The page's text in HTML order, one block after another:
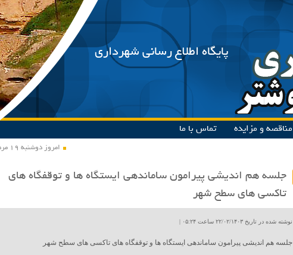
پایگاه اطلاع رسانی شهرداری
امروز دوشنبه ۱۹ مرداد ۱۴۰۵
مناقصه و مزایده تماس با ما
جلسه هم اندیشی پیرامون ساماندهی ایستگاه ها و توقفگاه ها‌ی
تاکسی های سطح شهر
نوشته شده در تاریخ ۲۲/۰۲/۱۴۰۳ ساعت ۰۵:۲۴ |
جلسه هم اندیشی پیرامون ساماندهی ایستگاه ها و توقفگاه ها‌ی تاکسی های سطح شهر